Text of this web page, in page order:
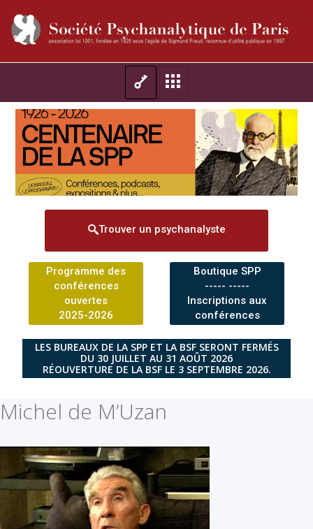
Trouver un psychanalyste
Programme des
conférences
ouvertes
2025-2026
Boutique SPP
----- -----
Inscriptions aux
conférences
LES BUREAUX DE LA SPP ET LA BSF SERONT FERMÉS
DU 30 JUILLET AU 31 AOÛT 2026
RÉOUVERTURE DE LA BSF LE 3 SEPTEMBRE 2026.
Michel de M’Uzan